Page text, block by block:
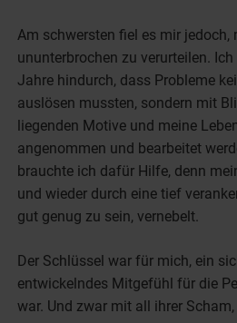
Am schwersten fiel es mir
ununterbrochen zu verurteilen.
Jahre hindurch, dass Probleme
auslösen mussten, sondern mit
liegenden Motive und meine
angenommen und bearbeitet
brauchte ich dafür Hilfe, denn
und wieder durch eine tief
gut genug zu sein, vernebelt.
Der Schlüssel war für mich, ein
entwickelndes Mitgefühl für die
war. Und zwar mit all ihrer